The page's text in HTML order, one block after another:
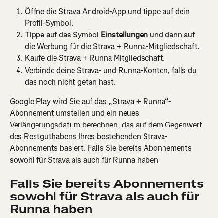
Öffne die Strava Android-App und tippe auf dein
Profil-Symbol.
Tippe auf das Symbol Einstellungen und dann auf
die Werbung für die Strava + Runna-Mitgliedschaft.
Kaufe die Strava + Runna Mitgliedschaft.
Verbinde deine Strava- und Runna-Konten, falls du
das noch nicht getan hast.
Google Play wird Sie auf das „Strava + Runna“-
Abonnement umstellen und ein neues
Verlängerungsdatum berechnen, das auf dem Gegenwert
des Restguthabens Ihres bestehenden Strava-
Abonnements basiert. Falls Sie bereits Abonnements
sowohl für Strava als auch für Runna haben
Falls Sie bereits Abonnements
sowohl für Strava als auch für
Runna haben